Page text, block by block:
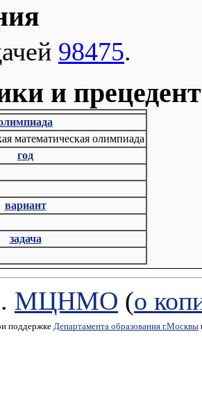
98475.
и
математическая олимпиада
год
вариант
задача
МЦНМО (о
поддержке Департамента образования г.Москвы